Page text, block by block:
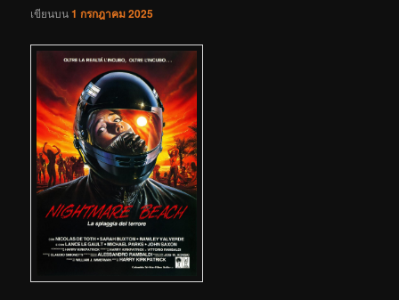
เขียนบน1 กรกฎาคม 2025